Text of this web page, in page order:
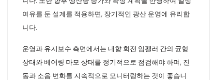
여유를 둔 설계를 적용하면, 장기적인 광산 운영에 유리합
니다.
운영과 유지보수 측면에서는 대향 회전 임펠러 간의 균형
상태와 베어링 마모 상태를 정기적으로 점검해야 하며, 진
동과 소음 변화를 지속적으로 모니터링하는 것이 좋습니